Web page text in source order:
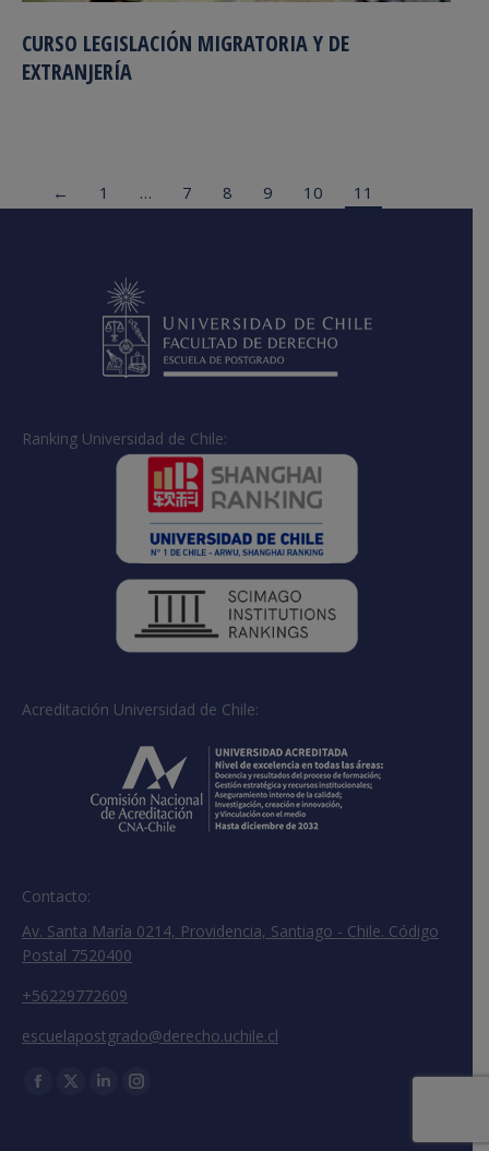
CURSO LEGISLACIÓN MIGRATORIA Y DE
EXTRANJERÍA
← 1 … 7 8 9 10 11
Ranking Universidad de Chile:
Acreditación Universidad de Chile:
Contacto:
Av. Santa María 0214, Providencia, Santiago - Chile. Código
Postal 7520400
+56229772609
escuelapostgrado@derecho.uchile.cl
Encuéntranos en:
Facebook
X
LinkedinInstagram